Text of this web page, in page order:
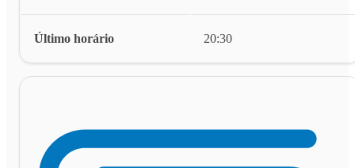
Último horário 20:30